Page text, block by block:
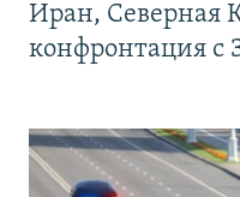
Иран, Северная
конфронтация с